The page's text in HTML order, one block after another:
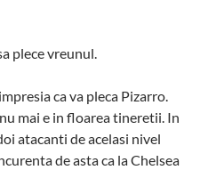
plece vreunul.
ca va pleca Pizarro.
mai e in floarea tineretii. In
atacanti de acelasi nivel
de asta ca la Chelsea